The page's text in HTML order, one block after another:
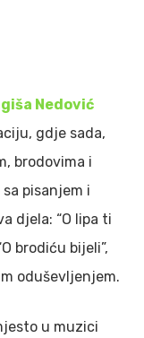
Nedović
gdje sada,
brodovima i
pisanjem i
djela: “O lipa ti
brodiću bijeli”,
oduševljenjem.
u muzici